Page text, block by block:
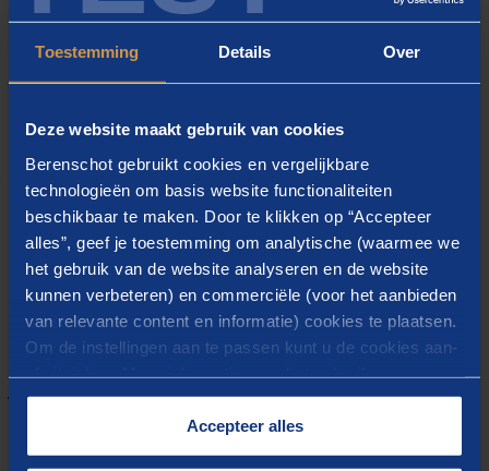
Toestemming Details Over
Deze website maakt gebruik van cookies
Berenschot gebruikt cookies en vergelijkbare
technologieën om basis website functionaliteiten
beschikbaar te maken. Door te klikken op “Accepteer
alles”, geef je toestemming om analytische (waarmee we
het gebruik van de website analyseren en de website
kunnen verbeteren) en commerciële (voor het aanbieden
van relevante content en informatie) cookies te plaatsen.
Om de instellingen aan te passen kunt u de cookies aan-
cookies op onze website treft u in onze
Accepteer alles
Kadaster, de Nationale Politie, Rijkswaterstaat, de
VNG, de Unie van Waterschappen en het Ministerie
van Binnenlandse Zaken en Koninkrijksrelaties. De
samenwerkende partijen hebben input geleverd voor
wetenschappers geïnterviewd. De handreiking is
hieronder te downloaden. Het document heeft op dit
moment nog geen officiële status.
Download handreiking
HANDREIKING GOVERNANCE VOOR EEN
VERANTWOORDE TOEPASSING VAN ALGORITMEN